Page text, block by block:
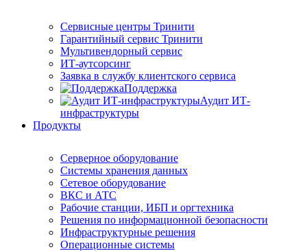
Сервисные центры Тринити
Гарантийный сервис Тринити
Мультивендорный сервис
ИТ-аутсорсинг
Заявка в службу клиентского сервиса
Поддержка
Аудит ИТ-
инфраструктуры
Продукты
Серверное оборудование
Системы хранения данных
Сетевое оборудование
ВКС и АТС
Рабочие станции, ИБП и оргтехника
Решения по информационной безопасности
Инфраструктурные решения
Операционные системы